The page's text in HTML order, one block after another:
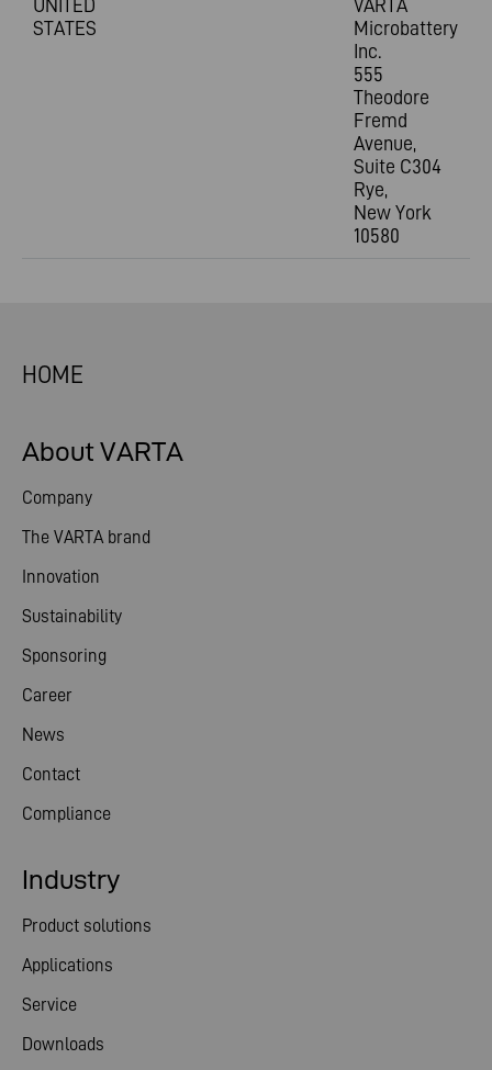
UNITED
STATES
VARTA
Microbattery
Inc.
555
Theodore
Fremd
Avenue,
Suite C304
Rye,
New York
10580
HOME
About VARTA
Company
The VARTA brand
Innovation
Sustainability
Sponsoring
Career
News
Contact
Compliance
Industry
Product solutions
Applications
Service
Downloads